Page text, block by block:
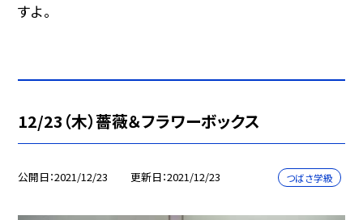
すよ。
12/23（木）薔薇＆フラワーボックス
公開日 2021/12/23 更新日 2021/12/23 つばさ学級